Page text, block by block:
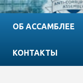
ОБ АССАМБЛЕЕ
КОНТАКТЫ